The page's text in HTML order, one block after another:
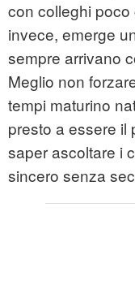
con colleghi poco
invece, emerge
sempre arrivano
Meglio non
tempi maturino
presto a essere il
saper ascoltare i
sincero senza